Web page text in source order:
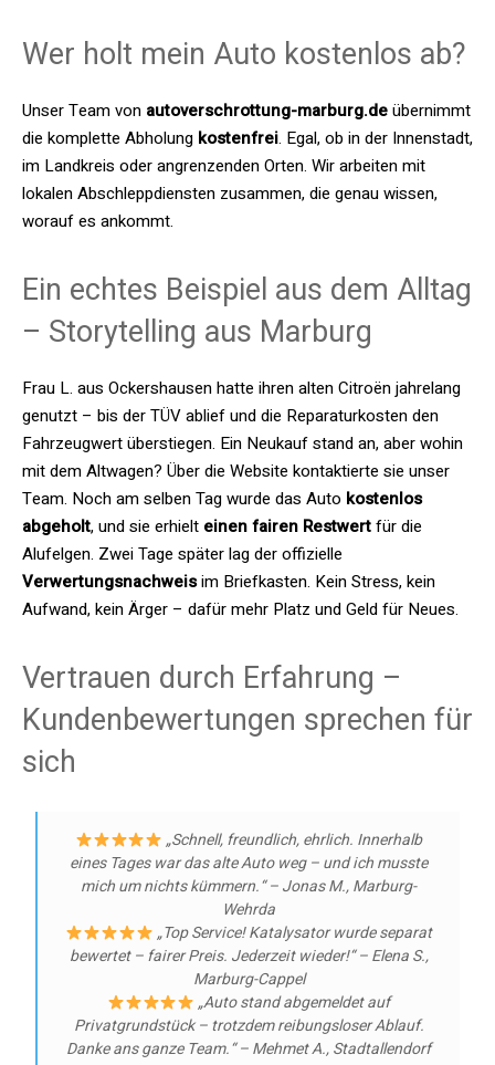
Wer holt mein Auto kostenlos ab?
Unser Team von autoverschrottung-marburg.deübernimmt
die komplette Abholung kostenfrei. Egal, ob in der Innenstadt,
im Landkreis oder angrenzenden Orten. Wir arbeiten mit
lokalen Abschleppdiensten zusammen, die genau wissen,
worauf es ankommt.
Ein echtes Beispiel aus dem Alltag
– Storytelling aus Marburg
Frau L. aus Ockershausen hatte ihren alten Citroën jahrelang
genutzt – bis der TÜV ablief und die Reparaturkosten den
Fahrzeugwert überstiegen. Ein Neukauf stand an, aber wohin
mit dem Altwagen? Über die Website kontaktierte sie unser
Team. Noch am selben Tag wurde das Auto kostenlos
abgeholt, und sie erhielt einen fairen Restwertfür die
Alufelgen. Zwei Tage später lag der offizielle
Verwertungsnachweisim Briefkasten. Kein Stress, kein
Aufwand, kein Ärger – dafür mehr Platz und Geld für Neues.
Vertrauen durch Erfahrung –
Kundenbewertungen sprechen für
sich
„Schnell, freundlich, ehrlich. Innerhalb
eines Tages war das alte Auto weg – und ich musste
mich um nichts kümmern.“ – Jonas M., Marburg-
Wehrda
„Top Service! Katalysator wurde separat
bewertet – fairer Preis. Jederzeit wieder!“ – Elena S.,
Marburg-Cappel
„Auto stand abgemeldet auf
Privatgrundstück – trotzdem reibungsloser Ablauf.
Danke ans ganze Team.“ – Mehmet A., Stadtallendorf